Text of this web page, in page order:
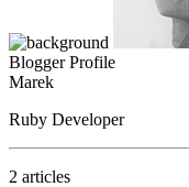
Blogger Profile
Marek
Ruby Developer
2 articles